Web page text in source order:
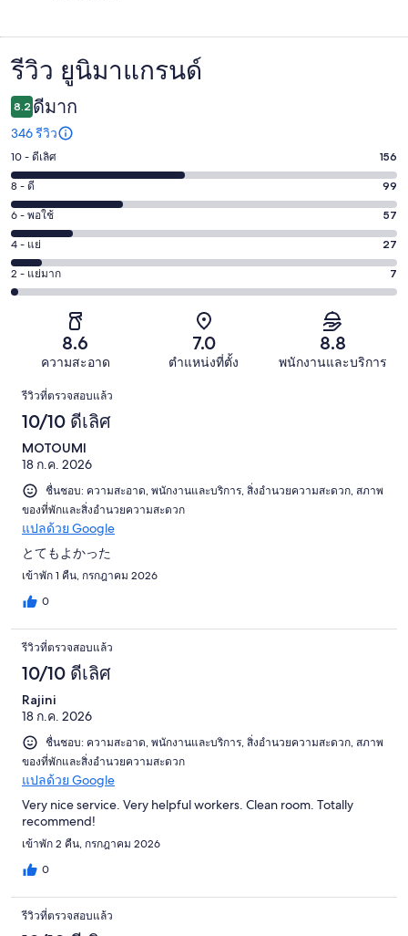
รีวิว
รีวิว ยูนิมาแกรนด์
8.2 ดีมาก
346 รีวิว
คะแนน
10
-
ดี
เลิศ
156
จาก
10 - ดีเลิศ 156
คะแนน
8
-
ดี
99
จาก
8 - ดี 99
คะแนน
6
-
พอใช้
57
6 - พอใช้ 57
คะแนน
4
-
รีวิว
4 - แย่ 27
คะแนน
2
จาก
346
รีวิว
2 - แย่มาก 7
8.6
ความสะอาด
7.0
ตำแหน่งที่ตั้ง
8.8
พนักงานและบริการ
รีวิว
รีวิวที่ตรวจสอบแล้ว
10/10 ดีเลิศ
MOTOUMI
18 ก.ค. 2026
ชื่นชอบ: ความสะอาด, พนักงานและบริการ, สิ่งอำนวยความสะดวก, สภาพ
ของที่พักและสิ่งอำนวยความสะดวก
แปลด้วย Google
とてもよかった
เข้าพัก 1 คืน, กรกฎาคม 2026
0
รีวิวที่ตรวจสอบแล้ว
10/10 ดีเลิศ
Rajini
18 ก.ค. 2026
ชื่นชอบ: ความสะอาด, พนักงานและบริการ, สิ่งอำนวยความสะดวก, สภาพ
ของที่พักและสิ่งอำนวยความสะดวก
แปลด้วย Google
Very nice service. Very helpful workers. Clean room. Totally
recommend!
เข้าพัก 2 คืน, กรกฎาคม 2026
0
รีวิวที่ตรวจสอบแล้ว